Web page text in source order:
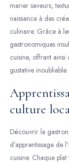
marier saveurs,
naissance à des
culinaire. Grâce à
gastronomiques
cuisine, offrant
gustative inoubliable.
culture
Découvrir la
d’apprentissage de
cuisine. Chaque